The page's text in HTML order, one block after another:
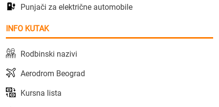
Punjači za električne automobile
INFO KUTAK
Rodbinski nazivi
Aerodrom Beograd
Kursna lista